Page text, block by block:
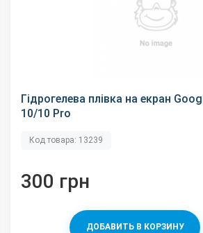
Гідрогелева плівка на екран
10/10 Pro
Код товара: 13239
300 грн
ДОБАВИТЬ В КОРЗИНУ